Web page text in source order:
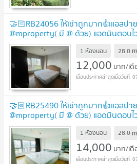
🤝🏻RB24056 ให้เช่าถูกมาก👍แอสปา
@mproperty( มี @ ด้วย) แอดมินตอบไ
1 ห้องนอน 28.0 m
12,000 บาท/เดื
🤝🏻RB25490 ให้เช่าถูกมาก👍แอสปา
@mproperty( มี @ ด้วย) แอดมินตอบไ
1 ห้องนอน 28.0 m
14,000 บาท/เดื